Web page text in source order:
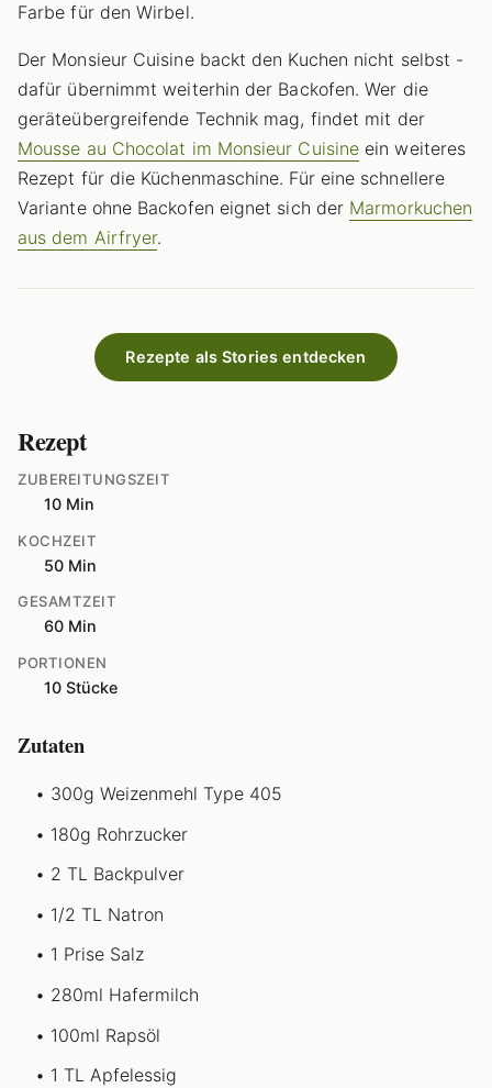
Farbe für den Wirbel.
Der Monsieur Cuisine backt den Kuchen nicht selbst -
dafür übernimmt weiterhin der Backofen. Wer die
geräteübergreifende Technik mag, findet mit der
Mousse au Chocolat im Monsieur Cuisine ein weiteres
Rezept für die Küchenmaschine. Für eine schnellere
Variante ohne Backofen eignet sich der Marmorkuchen
aus dem Airfryer.
Rezepte als Stories entdecken
Rezept
ZUBEREITUNGSZEIT
10 Min
KOCHZEIT
50 Min
GESAMTZEIT
60 Min
PORTIONEN
10 Stücke
Zutaten
300g Weizenmehl Type 405
180g Rohrzucker
2 TL Backpulver
1/2 TL Natron
1 Prise Salz
280ml Hafermilch
100ml Rapsöl
1 TL Apfelessig